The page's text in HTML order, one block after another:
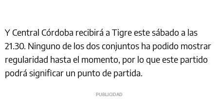
Y Central Córdoba recibirá a Tigre este sábado a las
21.30. Ninguno de los dos conjuntos ha podido mostrar
regularidad hasta el momento, por lo que este partido
podrá significar un punto de partida.